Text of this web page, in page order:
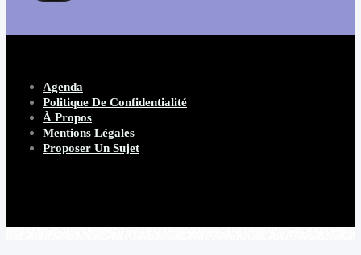
Agenda
Politique De Confidentialité
À Propos
Mentions Légales
Proposer Un Sujet